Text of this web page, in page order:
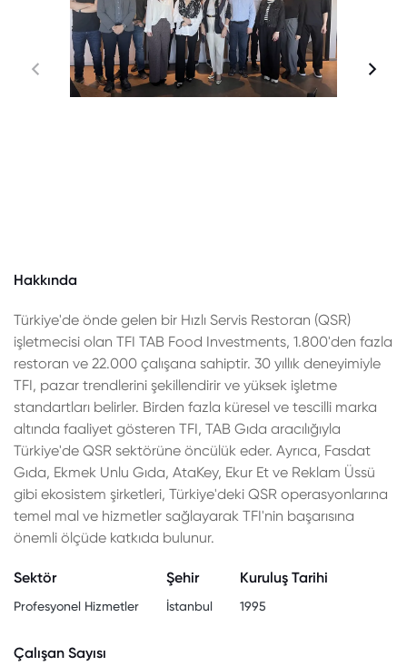
Hakkında
Türkiye'de önde gelen bir Hızlı Servis Restoran (QSR)
işletmecisi olan TFI TAB Food Investments, 1.800'den fazla
restoran ve 22.000 çalışana sahiptir. 30 yıllık deneyimiyle
TFI, pazar trendlerini şekillendirir ve yüksek işletme
standartları belirler. Birden fazla küresel ve tescilli marka
altında faaliyet gösteren TFI, TAB Gıda aracılığıyla
Türkiye'de QSR sektörüne öncülük eder. Ayrıca, Fasdat
Gıda, Ekmek Unlu Gıda, AtaKey, Ekur Et ve Reklam Üssü
gibi ekosistem şirketleri, Türkiye'deki QSR operasyonlarına
temel mal ve hizmetler sağlayarak TFI'nin başarısına
önemli ölçüde katkıda bulunur.
Sektör
Profesyonel Hizmetler
Şehir
İstanbul
Kuruluş Tarihi
1995
Çalışan Sayısı